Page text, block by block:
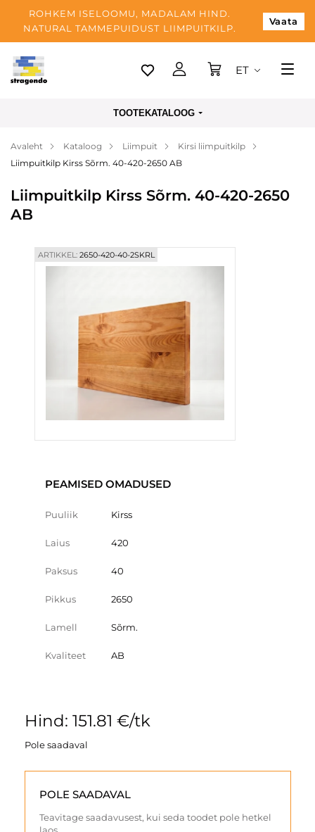
ROHKEM ISELOOMU, MADALAM HIND.
NATURAL TAMMEPUIDUST LIIMPUITKILP.
Vaata
Tallinn
Makse
Blogi
ET
TOOTEKATALOOG
Avaleht Kataloog Liimpuit
Kirsi liimpuitkilp
Liimpuitkilp Kirss Sõrm. 40-420-2650 AB
Liimpuitkilp Kirss Sõrm. 40-420-2650
AB
ARTIKKEL:2650-420-40-2SKRL
PEAMISED OMADUSED
Puuliik Kirss
Laius 420
Paksus 40
Pikkus 2650
Lamell Sõrm.
Kvaliteet AB
Hind: 151.81 €/tk
Pole saadaval
POLE SAADAVAL
Teavitage saadavusest, kui seda toodet pole hetkel
laos.